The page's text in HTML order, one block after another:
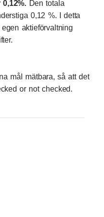
Den totala
0,12 %. I detta
aktieförvaltning
mål mätbara, så att det
or not checked.